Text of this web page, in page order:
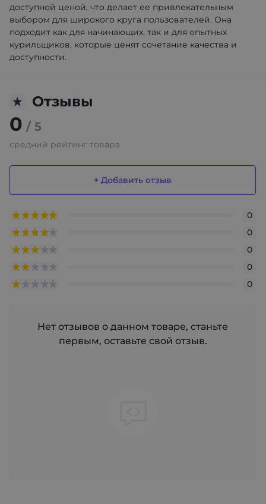
доступной ценой, что делает ее привлекательным
выбором для широкого круга пользователей. Она
подходит как для начинающих, так и для опытных
курильщиков, которые ценят сочетание качества и
доступности.
Отзывы
0 / 5
средний рейтинг товара
+ Добавить отзыв
0
0
0
0
0
Нет отзывов о данном товаре, станьте
первым, оставьте свой отзыв.